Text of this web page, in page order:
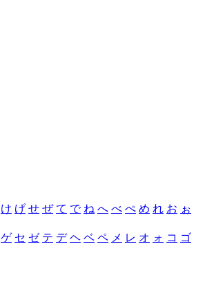
け げ せ ぜ て で ね へ べ ぺ め れ お ぉ
ゲ セ ゼ テ デ ヘ ベ ペ メ レ オ ォ コ ゴ